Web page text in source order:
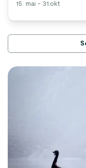
15. mai - 31.okt